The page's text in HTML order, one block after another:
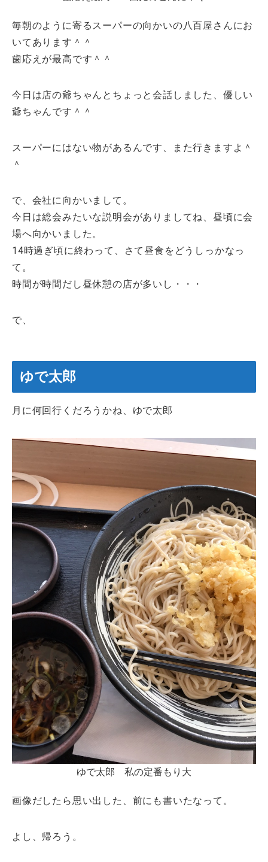
毎朝のように寄るスーパーの向かいの八百屋さんにお
いてあります＾＾
歯応えが最高です＾＾
今日は店の爺ちゃんとちょっと会話しました、優しい
爺ちゃんです＾＾
スーパーにはない物があるんです、また行きますよ＾
＾
で、会社に向かいまして。
今日は総会みたいな説明会がありましてね、昼頃に会
場へ向かいました。
14時過ぎ頃に終わって、さて昼食をどうしっかなっ
て。
時間が時間だし昼休憩の店が多いし・・・
で、
ゆで太郎
月に何回行くだろうかね、ゆで太郎
ゆで太郎 私の定番もり大
画像だしたら思い出した、前にも書いたなって。
よし、帰ろう。